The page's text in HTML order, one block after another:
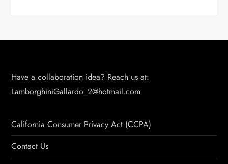
Have a collaboration idea? Reach us at:
LamborghiniGallardo_2@hotmail.com
California Consumer Privacy Act (CCPA)
Contact Us